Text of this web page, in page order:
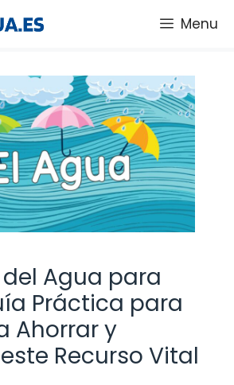
Menu
Agua para
Práctica para
Ahorrar y
Recurso Vital